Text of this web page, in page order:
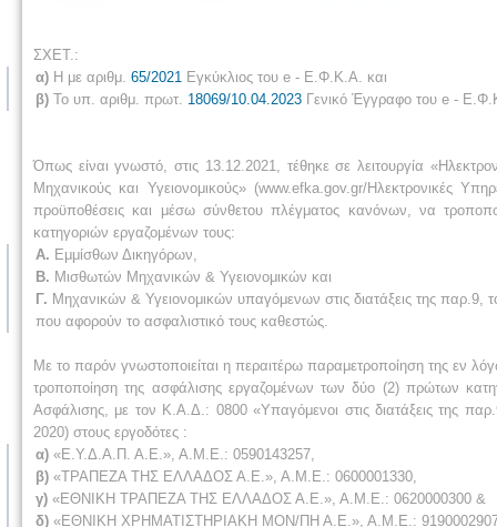
ΣΧΕΤ.:
α) Η με αριθμ. 65/2021 Εγκύκλιος του e - Ε.Φ.Κ.Α. και
β) Το υπ. αριθμ. πρωτ. 18069/10.04.2023 Γενικό Έγγραφο του e -
Όπως είναι γνωστό, στις 13.12.2021, τέθηκε σε λειτουργία
Μηχανικούς και Υγειονομικούς» (www.efka.gov.gr/Ηλεκτρονικές
προϋποθέσεις και μέσω σύνθετου πλέγματος κανόνων, να
κατηγοριών εργαζομένων τους:
Α. Εμμίσθων Δικηγόρων,
Β. Μισθωτών Μηχανικών & Υγειονομικών και
Γ. Μηχανικών & Υγειονομικών υπαγόμενων στις διατάξεις της παρ.9,
που αφορούν το ασφαλιστικό τους καθεστώς.
Με το παρόν γνωστοποιείται η περαιτέρω παραμετροποίηση της εν
τροποποίηση της ασφάλισης εργαζομένων των δύο (2) πρώτων
Ασφάλισης, με τον Κ.Α.Δ.: 0800 «Υπαγόμενοι στις διατάξεις της
2020) στους εργοδότες :
α) «Ε.Υ.Δ.Α.Π. Α.Ε.», Α.Μ.Ε.: 0590143257,
β) «ΤΡΑΠΕΖΑ ΤΗΣ ΕΛΛΑΔΟΣ Α.Ε.», Α.Μ.Ε.: 0600001330,
γ) «ΕΘΝΙΚΗ ΤΡΑΠΕΖΑ ΤΗΣ ΕΛΛΑΔΟΣ Α.Ε.», Α.Μ.Ε.: 0620000300 &
δ) «ΕΘΝΙΚΗ ΧΡΗΜΑΤΙΣΤΗΡΙΑΚΗ ΜΟΝ/ΠΗ Α.Ε.», Α.Μ.Ε.: